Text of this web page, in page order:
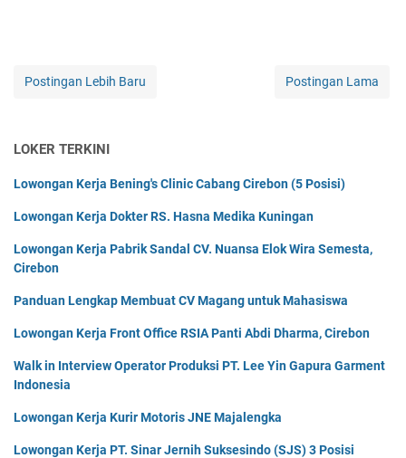
Postingan Lebih Baru Postingan Lama
LOKER TERKINI
Lowongan Kerja Bening's Clinic Cabang Cirebon (5 Posisi)
Lowongan Kerja Dokter RS. Hasna Medika Kuningan
Lowongan Kerja Pabrik Sandal CV. Nuansa Elok Wira Semesta,
Cirebon
Panduan Lengkap Membuat CV Magang untuk Mahasiswa
Lowongan Kerja Front Office RSIA Panti Abdi Dharma, Cirebon
Walk in Interview Operator Produksi PT. Lee Yin Gapura Garment
Indonesia
Lowongan Kerja Kurir Motoris JNE Majalengka
Lowongan Kerja PT. Sinar Jernih Suksesindo (SJS) 3 Posisi